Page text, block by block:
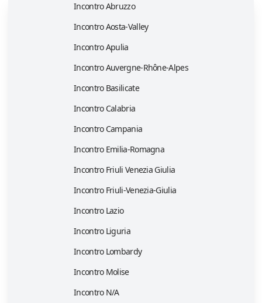
Incontro Abruzzo
Incontro Aosta-Valley
Incontro Apulia
Incontro Auvergne-Rhône-Alpes
Incontro Basilicate
Incontro Calabria
Incontro Campania
Incontro Emilia-Romagna
Incontro Friuli Venezia Giulia
Incontro Friuli-Venezia-Giulia
Incontro Lazio
Incontro Liguria
Incontro Lombardy
Incontro Molise
Incontro N/A